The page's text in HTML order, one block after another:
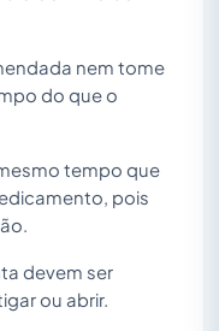
nem tome
do que o
tempo que
pois
devem ser
ou abrir.